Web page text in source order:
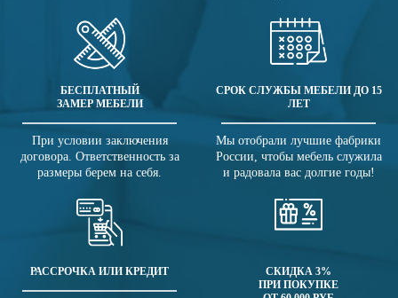
БЕСПЛАТНЫЙ
ЗАМЕР МЕБЕЛИ
При условии заключения
договора. Ответственность за
размеры берем на себя.
СРОК СЛУЖБЫ МЕБЕЛИ ДО 15
ЛЕТ
Мы отобрали лучшие фабрики
России, чтобы мебель служила
и радовала вас долгие годы!
РАССРОЧКА ИЛИ КРЕДИТ
СКИДКА 3%
ПРИ ПОКУПКЕ